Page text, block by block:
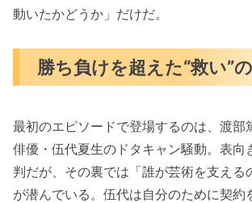
動いたかどうか」だけだ。
勝ち負けを超えた“救い”
最初のエピソードで登場するのは、渡部
俳優・伍代夏生のドタキャン騒動。表向
判だが、その裏では「誰が芸術を支える
が潜んでいる。伍代は自分のために契約